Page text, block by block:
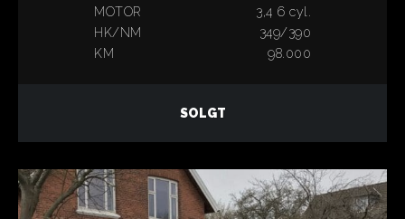
MOTOR
3,4 6 cyl.
HK/NM
349/390
KM
98.000
SOLGT